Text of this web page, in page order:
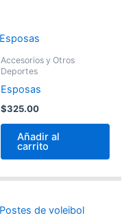
Accesorios y Otros
Deportes
Esposas
$325.00
Añadir al
carrito